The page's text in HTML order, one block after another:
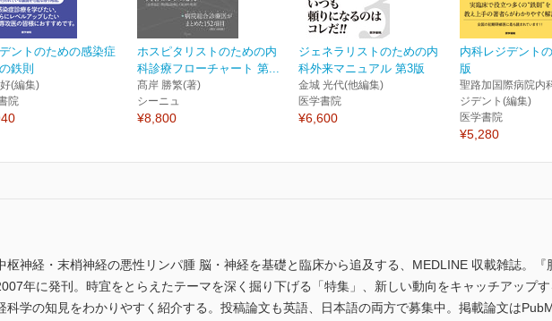
ントのための感染症
鉄則
(編集)
院
ホスピタリストのための内
科診療フローチャート 第...
髙岸 勝繁(著)
シーニュ
¥8,800
ジェネラリストのための内
科外来マニュアル 第3版
金城 光代(他編集)
医学書院
¥6,600
内科レジデント
版
聖路加国際病院内
ジデント(編集)
医学書院
¥5,280
神経・末梢神経の悪性リンパ腫 脳・神経を基礎と臨床から追及する、MEDLINE 収載雑誌。
年に発刊。時宜をとらえたテーマを深く掘り下げる「特集」、新しい動向をキャッチアップ
科学の知見をわかりやすく紹介する。投稿論文も英語、日本語の両方で募集中。掲載論文は